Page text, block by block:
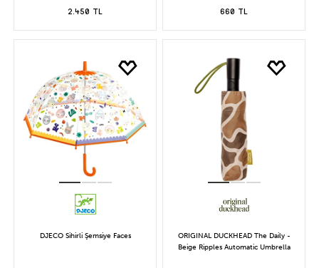
2.450 TL 660 TL
DJECO Sihirli Şemsiye Faces
ORIGINAL DUCKHEAD The Daily -
Beige Ripples Automatic Umbrella